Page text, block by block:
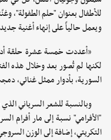
للأطفال بعنوان "حلم الطفولة"،
ويعمل حالياً على إنهاء أغنية
«أعددت خمسة عشرة حلقة
لكنها لم تُصور بعد وخلال هذه
السورية، بأدوار ممثل غنائي،
وبالنسبة للشعر السرياني الذي
"الأفرامي" نسبة إلى مار أفرام
التكريتي، إضافة إلى الوزن